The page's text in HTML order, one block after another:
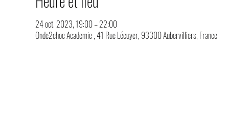
24 oct. 2023, 19:00 – 22:00
Onde2choc Academie , 41 Rue Lécuyer, 93300 Aubervilliers, France